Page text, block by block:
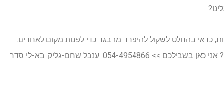
כדאי בהחלט לשקול להיפרד מהבגד כדי לפנות מקום לאחרים.
רוצים להתייעץ לגבי סידור ארון הבגדים שלכם? אני כאן בשבילכם >> 054-4954866. ענבל שחם-גליק. בא-לי סדר